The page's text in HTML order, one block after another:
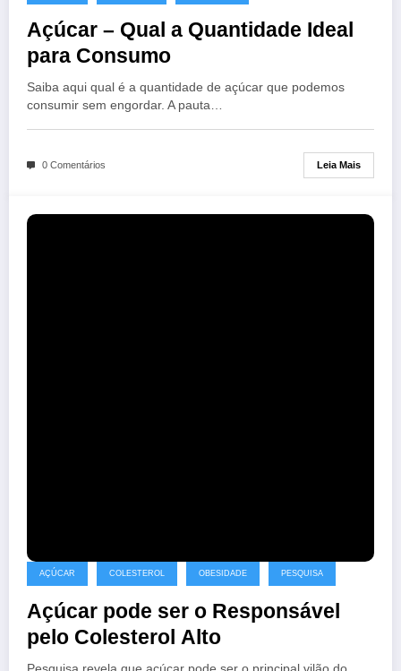
Açúcar – Qual a Quantidade Ideal
para Consumo
Saiba aqui qual é a quantidade de açúcar que podemos
consumir sem engordar. A pauta…
0 Comentários Leia Mais
AÇÚCAR COLESTEROL OBESIDADE PESQUISA
Açúcar pode ser o Responsável
pelo Colesterol Alto